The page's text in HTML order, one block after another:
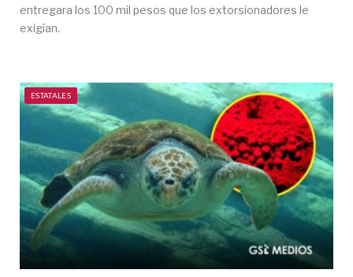
entregara los 100 mil pesos que los extorsionadores le
exigían.
ESTATALES